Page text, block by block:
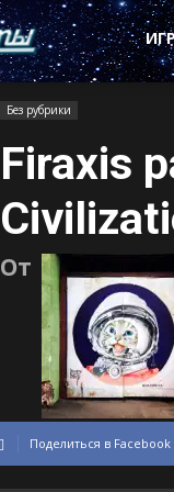
Котонавты
Без рубрики
Firaxis
От
Поделиться в Facebook